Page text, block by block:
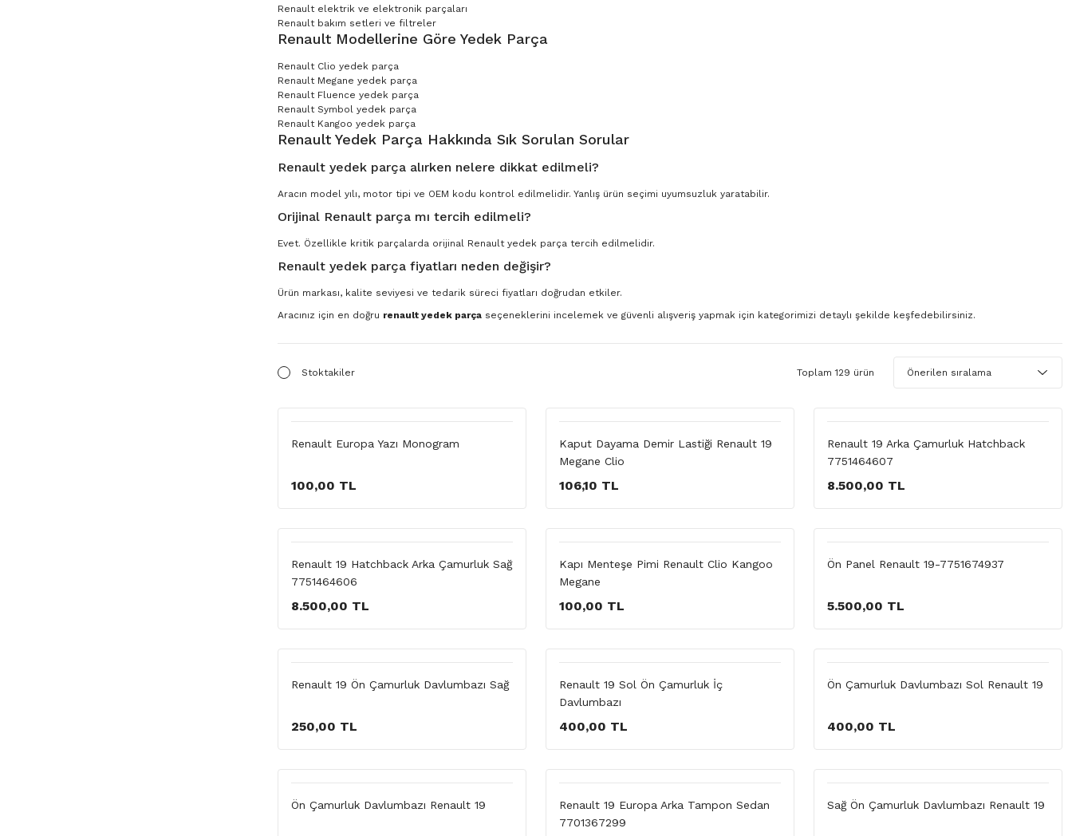
Renault elektrik ve elektronik parçaları
Renault bakım setleri ve filtreler
Renault Modellerine Göre Yedek Parça
Renault Clio yedek parça
Renault Megane yedek parça
Renault Fluence yedek parça
Renault Symbol yedek parça
Renault Kangoo yedek parça
Renault Yedek Parça Hakkında Sık Sorulan Sorular
Renault yedek parça alırken nelere dikkat edilmeli?
Aracın model yılı, motor tipi ve OEM kodu kontrol edilmelidir. Yanlış ürün seçimi uyumsuzluk yaratabilir.
Orijinal Renault parça mı tercih edilmeli?
Evet. Özellikle kritik parçalarda orijinal Renault yedek parça tercih edilmelidir.
Renault yedek parça fiyatları neden değişir?
Ürün markası, kalite seviyesi ve tedarik süreci fiyatları doğrudan etkiler.
Aracınız için en doğru renault yedek parça seçeneklerini incelemek ve güvenli alışveriş yapmak için kategorimizi detaylı şekilde keşfedebilirsiniz.
Stoktakiler Toplam 129 ürün
Renault Europa Yazı Monogram
100,00 TL
Kaput Dayama Demir Lastiği Renault 19
Megane Clio
106,10 TL
Renault 19 Arka Çamurluk Hatchback
7751464607
8.500,00 TL
Renault 19 Hatchback Arka Çamurluk Sağ
7751464606
8.500,00 TL
Kapı Menteşe Pimi Renault Clio Kangoo
Megane
100,00 TL
Ön Panel Renault 19-7751674937
5.500,00 TL
Renault 19 Ön Çamurluk Davlumbazı Sağ
250,00 TL
Renault 19 Sol Ön Çamurluk İç
Davlumbazı
400,00 TL
Ön Çamurluk Davlumbazı Sol Renault 19
400,00 TL
Ön Çamurluk Davlumbazı Renault 19
Renault 19 Europa Arka Tampon Sedan
7701367299
Sağ Ön Çamurluk Davlumbazı Renault 19